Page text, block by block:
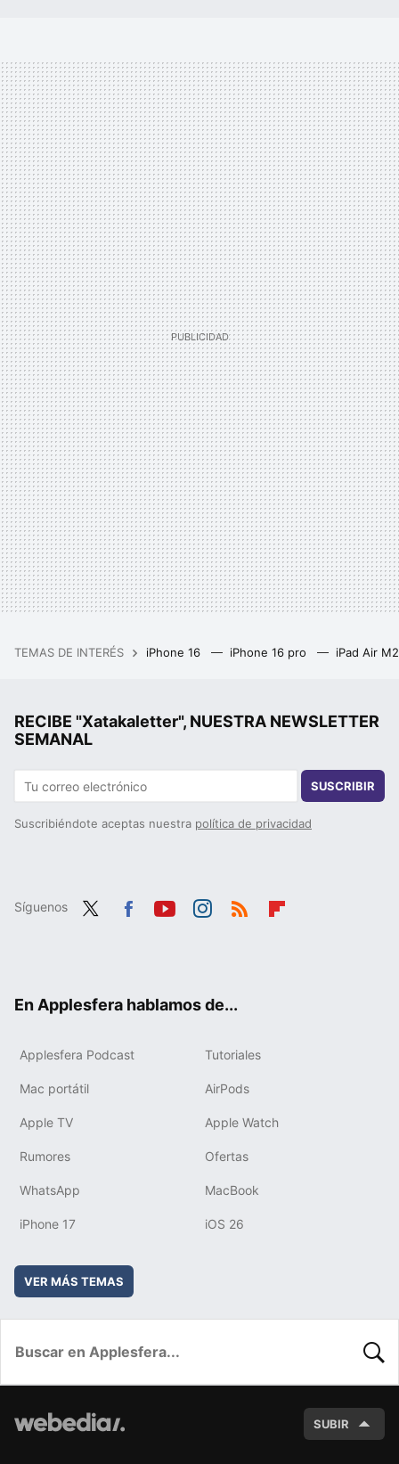
TEMAS DE INTERÉS iPhone 16 iPhone 16 pro iPad Air
RECIBE "Xatakaletter", NUESTRA NEWSLETTER
SEMANAL
SUSCRIBIR
Suscribiéndote aceptas nuestra política de privacidad
Síguenos
En Applesfera hablamos de...
Applesfera Podcast Tutoriales
Mac portátil AirPods
Apple TV Apple Watch
Rumores Ofertas
WhatsApp MacBook
iPhone 17 iOS 26
VER MÁS TEMAS
SUBIR